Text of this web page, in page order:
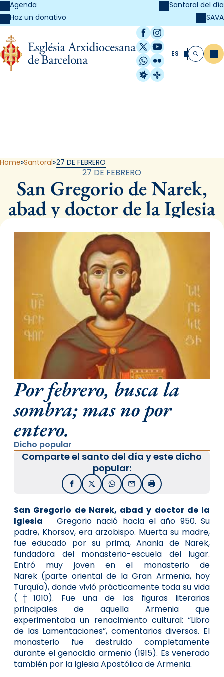
Agenda
Haz un donativo
Santoral del día
SAVA
Facebook
Instagram
X / Twitter
YouTube
WhatsApp
Flickr
Radio Estel
Catalunya
ES Buscar
Home Santoral 27 DE FEBRERO
27 DE FEBRERO
San Gregorio de Narek,
abad y doctor de la Iglesia
Por febrero, busca la
sombra; mas no por
entero.
Dicho popular
Comparte el santo del día y este dicho
popular:
FacebookX / TwitterWhatsApp
EmailImprimir
San Gregorio de Narek, abad y doctor de la
Iglesia Gregorio nació hacia el año 950. Su
padre, Khorsov, era arzobispo. Muerta su madre,
fue educado por su prima, Anania de Narek,
fundadora del monasterio-escuela del lugar.
Entró muy joven en el monasterio de
Narek (parte oriental de la Gran Armenia, hoy
Turquía), donde vivió prácticamente toda su vida
(†1010). Fue una de las figuras literarias
principales de aquella Armenia que
experimentaba un renacimiento cultural: “Libro
de las Lamentaciones”, comentarios diversos. El
monasterio fue destruido completamente
durante el genocidio armenio (1915). Es venerado
también por la Iglesia Apostólica de Armenia.